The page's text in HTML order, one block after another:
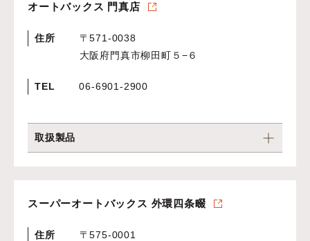
オートバックス 門真店
住所
〒571-0038
大阪府門真市柳田町５−６
TEL 06-6901-2900
取扱製品
スーパーオートバックス 外環四条畷
住所
〒575-0001